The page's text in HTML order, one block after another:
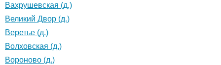
Вахрушевская (д.)
Великий Двор (д.)
Веретье (д.)
Волховская (д.)
Вороново (д.)